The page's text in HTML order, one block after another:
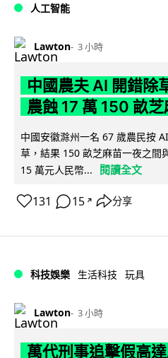
人工智能
Lawton 3 小時
中國農夫 AI 開錯除
農蝕 17 萬 150 畝
中國安徽滁州一名 67 歲農民按
草，結果 150 畝芝麻苗一夜之間
15 萬元人民幣...
閱讀全文
131 15 ↗ 分享
科技娛樂 生活科技 玩具
Lawton 3 小時
萬代刑事追擊假高